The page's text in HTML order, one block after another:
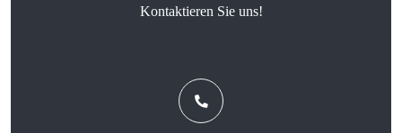
Kontaktieren Sie uns!